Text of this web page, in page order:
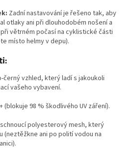
Zadní nastavování je řešeno tak, aby
otlaky ani při dlouhodobém nošení a
větrném počasí na cyklistické části
místo helmy v depu).
černý vzhled, který ladí s jakoukoli
vašeho vybavení.
(blokuje 98 % škodlivého UV záření).
polyesterový mesh, který
(neztěžkne ani po polití vodou na